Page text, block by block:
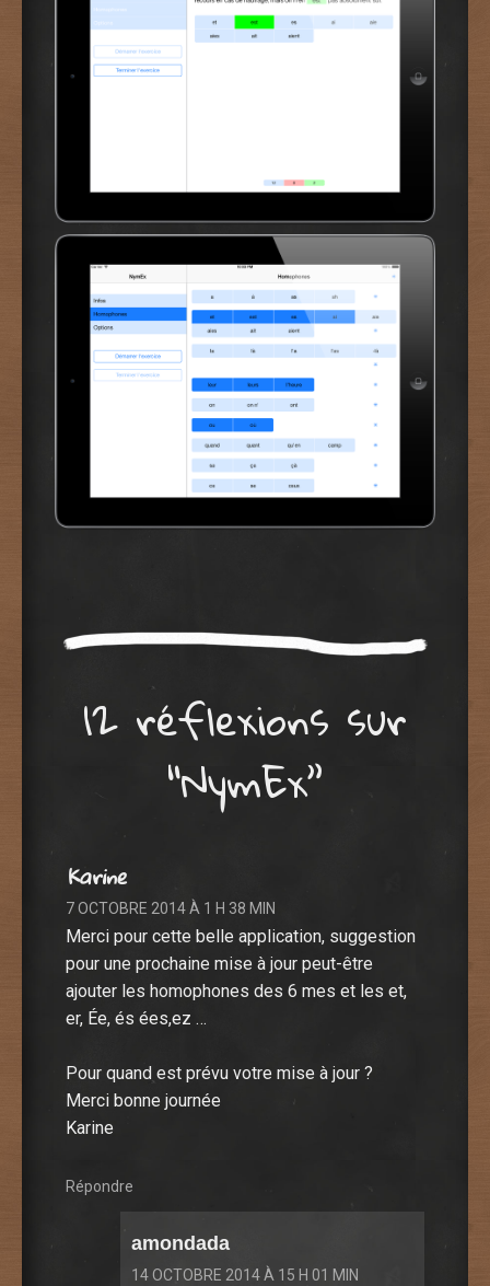
12 réflexions sur
“NymEx”
Karine
7 OCTOBRE 2014 À 1 H 38 MIN
Merci pour cette belle application, suggestion
pour une prochaine mise à jour peut-être
ajouter les homophones des 6 mes et les et,
er, Ée, és ées,ez …
Pour quand est prévu votre mise à jour ?
Merci bonne journée
Karine
Répondre
amondada
14 OCTOBRE 2014 À 15 H 01 MIN